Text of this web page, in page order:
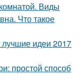
Виды
Что такое
идеи 2017
простой способ